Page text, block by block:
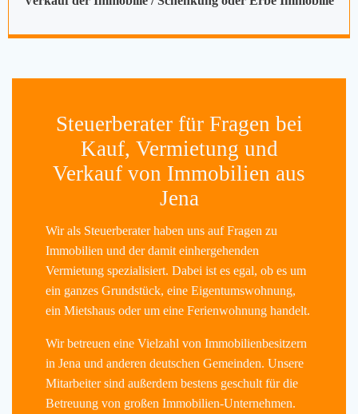
Steuerberater für Fragen bei
Kauf, Vermietung und
Verkauf von Immobilien aus
Jena
Wir als Steuerberater haben uns auf Fragen zu
Immobilien und der damit einhergehenden
Vermietung spezialisiert. Dabei ist es egal, ob es um
ein ganzes Grundstück, eine Eigentumswohnung,
ein Mietshaus oder um eine Ferienwohnung handelt.
Wir betreuen eine Vielzahl von Immobilienbesitzern
in Jena und anderen deutschen Gemeinden. Unsere
Mitarbeiter sind außerdem bestens geschult für die
Betreuung von großen Immobilien-Unternehmen.